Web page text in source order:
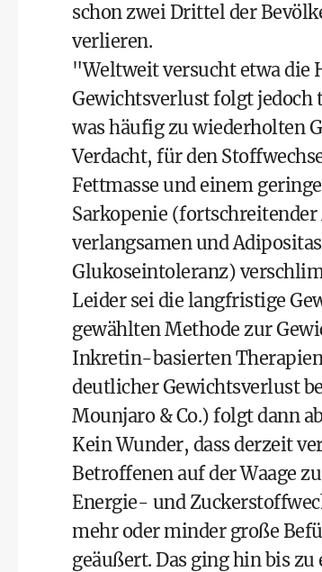
schon zwei Drittel der
verlieren.
"Weltweit versucht etwa die
Gewichtsverlust folgt jedoch
was häufig zu wiederholten
Verdacht, für den
Fettmasse und einem
Sarkopenie
verlangsamen und
Glukoseintoleranz)
Leider sei die langfristige
gewählten Methode zur
Inkretin-basierten
deutlicher Gewichtsverlust
Mounjaro & Co.) folgt dann
Kein Wunder, dass derzeit
Betroffenen auf der Waage
Energie- und
mehr oder minder große
geäußert. Das ging hin bis